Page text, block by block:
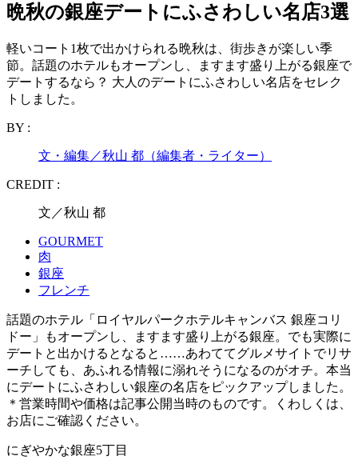
晩秋の銀座デートにふさわしい名店3選
軽いコート1枚で出かけられる晩秋は、街歩きが楽しい季
節。話題のホテルもオープンし、ますます盛り上がる銀座で
デートするなら？ 大人のデートにふさわしい名店をセレク
トしました。
BY :
文・編集／秋山 都（編集者・ライター）
CREDIT :
文／秋山 都
GOURMET
肉
銀座
フレンチ
話題のホテル「ロイヤルパークホテルキャンバス 銀座コリ
ドー」もオープンし、ますます盛り上がる銀座。でも実際に
デートと出かけるとなると……あわててグルメサイトでリサ
ーチしても、あふれる情報に溺れそうになるのがオチ。本当
にデートにふさわしい銀座の名店をピックアップしました。
＊営業時間や価格は記事公開当時のものです。くわしくは、
お店にご確認ください。
にぎやかな銀座5丁目